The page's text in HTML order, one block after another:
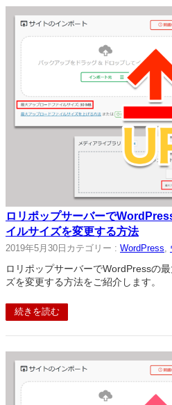
ロリポップサーバーで
イルサイズを変更する方法
2019年5月30日 カテゴリー : WordPress,
ロリポップサーバーでWordPressの
ズを変更する方法をご紹介します。
続きを読む